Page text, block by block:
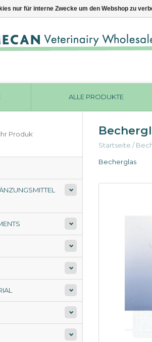
ALLE PRODUKTE
Startseite /
Becherglas
nur für interne Zwecke um den Webshop zu